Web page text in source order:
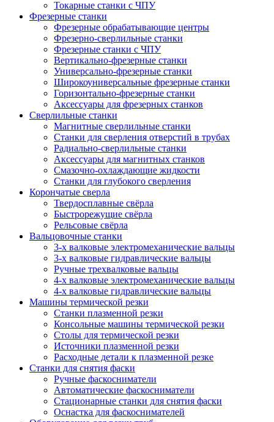
Токарные станки с ЧПУ
Фрезерные станки
Фрезерные обрабатывающие центры
Фрезерно-сверлильные станки
Фрезерные станки с ЧПУ
Вертикально-фрезерные станки
Универсально-фрезерные станки
Широкоуниверсальные фрезерные станки
Горизонтально-фрезерные станки
Аксессуары для фрезерных станков
Сверлильные станки
Магнитные сверлильные станки
Станки для сверления отверстий в трубах
Радиально-сверлильные станки
Аксессуары для магнитных станков
Смазочно-охлаждающие жидкости
Станки для глубокого сверления
Корончатые сверла
Твердосплавные свёрла
Быстрорежущие свёрла
Рельсовые свёрла
Вальцовочные станки
3-х валковые электромеханические вальцы
3-х валковые гидравлические вальцы
Ручные трехвалковые вальцы
4-х валковые электромеханические вальцы
4-х валковые гидравлические вальцы
Машины термической резки
Станки плазменной резки
Консольные машины термической резки
Столы для термической резки
Источники плазменной резки
Расходные детали к плазменной резке
Станки для снятия фаски
Ручные фаскосниматели
Автоматические фаскосниматели
Стационарные станки для снятия фаски
Оснастка для фаскоснимателей